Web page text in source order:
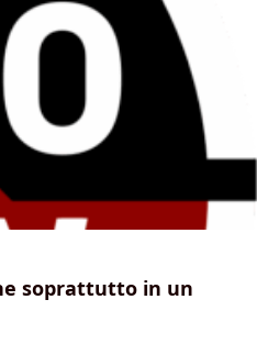
soprattutto in un